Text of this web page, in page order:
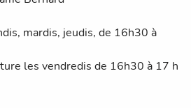
mardis, jeudis, de 16h30 à
les vendredis de 16h30 à 17 h